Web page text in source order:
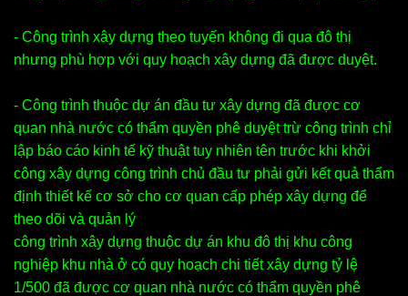
- Công trình xây dựng theo tuyến không đi qua đô thị
nhưng phù hợp với quy hoạch xây dựng đã được duyệt.
- Công trình thuộc dự án đầu tư xây dựng đã được cơ
quan nhà nước có thẩm quyền phê duyệt trừ công trình chỉ
lập báo cáo kinh tế kỹ thuật tuy nhiên tên trước khi khởi
công xây dựng công trình chủ đầu tư phải gửi kết quả thẩm
định thiết kế cơ sở cho cơ quan cấp phép xây dựng để
theo dõi và quản lý
công trình xây dựng thuộc dự án khu đô thị khu công
nghiệp khu nhà ở có quy hoạch chi tiết xây dựng tỷ lệ
1/500 đã được cơ quan nhà nước có thẩm quyền phê